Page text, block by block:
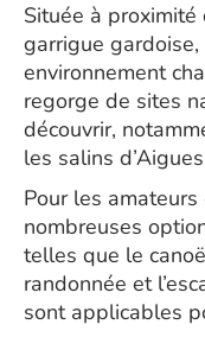
Située à
garrigue
environnement
regorge de sites
découvrir,
les salins
Pour les
nombreuses
telles que le
randonnée et
sont applicables